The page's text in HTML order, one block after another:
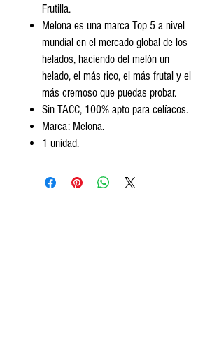
Frutilla.
Melona es una marca Top 5 a nivel
mundial en el mercado global de los
helados, haciendo del melón un
helado, el más rico, el más frutal y el
más cremoso que puedas probar.
Sin TACC, 100% apto para celíacos.
Marca: Melona.
1 unidad.